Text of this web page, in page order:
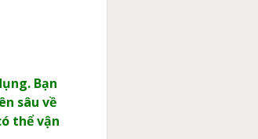
Bạn
sâu về
thể vận